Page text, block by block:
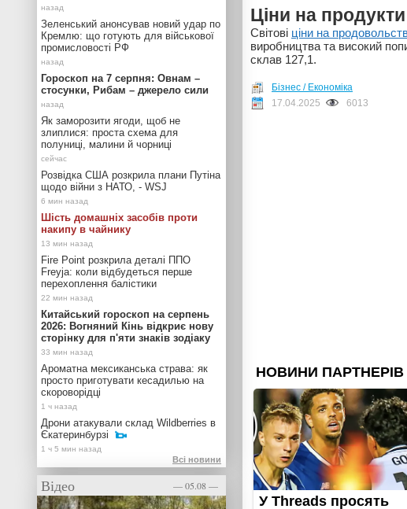
Ціни на
Світові ціни на
виробництва та високий
склав 127,1.
Бізнес / Економіка
17.04.2025
6013
Зеленський анонсував новий удар по
Кремлю: що готують для військової
промисловості РФ
Гороскоп на 7 серпня: Овнам –
стосунки, Рибам – джерело сили
Як заморозити ягоди, щоб не
злиплися: проста схема для
полуниці, малини й чорниці
Розвідка США розкрила плани Путіна
щодо війни з НАТО, - WSJ
Шість домашніх засобів проти
накипу в чайнику
Fire Point розкрила деталі ППО
Freyja: коли відбудеться перше
перехоплення балістики
Китайський гороскоп на серпень
2026: Вогняний Кінь відкриє нову
сторінку для п'яти знаків зодіаку
Ароматна мексиканська страва: як
просто приготувати кесадилью на
скороворідці
Дрони атакували склад Wildberries в
Єкатеринбурзі
Всі новини
Відео — 05.08 —